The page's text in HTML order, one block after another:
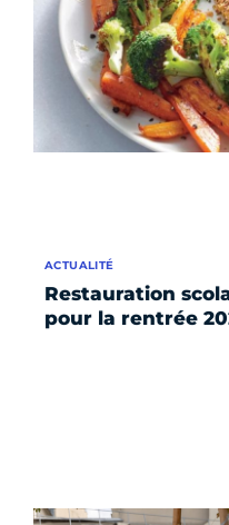
Restauration
pour la rentrée
ACTUALITÉ